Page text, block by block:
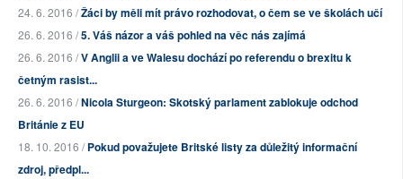
24. 6. 2016 /Žáci by měli mít právo rozhodovat, o čem se ve školách učí
26. 6. 2016 /5. Váš názor a váš pohled na věc nás zajímá
26. 6. 2016 /V Anglii a ve Walesu dochází po referendu o brexitu k
četným rasist...
26. 6. 2016 /Nicola Sturgeon: Skotský parlament zablokuje odchod
Británie z EU
18. 10. 2016 /Pokud považujete Britské listy za důležitý informační
zdroj, předpl...